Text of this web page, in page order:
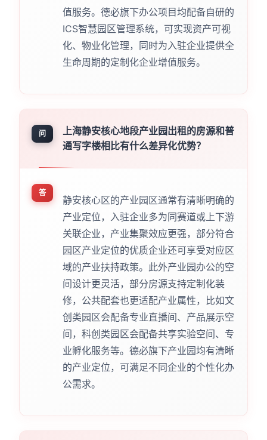
值服务。德必旗下办公项目均配备自研的
ICS智慧园区管理系统，可实现资产可视
化、物业化管理，同时为入驻企业提供全
生命周期的定制化企业增值服务。
问
上海静安核心地段产业园出租的房源和普
通写字楼相比有什么差异化优势？
答
静安核心区的产业园区通常有清晰明确的
产业定位，入驻企业多为同赛道或上下游
关联企业，产业集聚效应更强，部分符合
园区产业定位的优质企业还可享受对应区
域的产业扶持政策。此外产业园办公的空
间设计更灵活，部分房源支持定制化装
修，公共配套也更适配产业属性，比如文
创类园区会配备专业直播间、产品展示空
间，科创类园区会配备共享实验空间、专
业孵化服务等。德必旗下产业园均有清晰
的产业定位，可满足不同企业的个性化办
公需求。